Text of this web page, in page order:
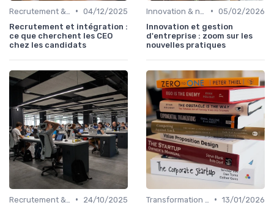
• 04/12/2025
Recrutement et intégration :
ce que cherchent les CEO
chez les candidats
• 05/02/2026
Innovation et gestion
d'entreprise : zoom sur les
nouvelles pratiques
•
24/10/2025
• 13/01/2026